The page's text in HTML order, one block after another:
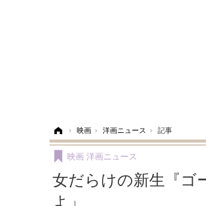
› 映画 › 洋画ニュース › 記事
女だらけの新生『ゴ
よ」
映画 洋画ニュース